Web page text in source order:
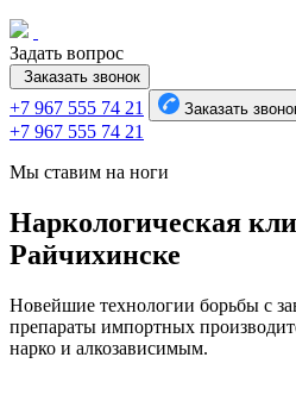
Задать вопрос
Заказать звонок
+7 967 555 74 21 Заказать
+7 967 555 74 21
Мы ставим на ноги
Наркологическая
Райчихинске
Новейшие технологии борьбы с
препараты импортных
нарко и алкозависимым.